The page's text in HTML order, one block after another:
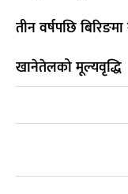
तीन वर्षपछि
खानेतेलको मूल्यवृद्धि